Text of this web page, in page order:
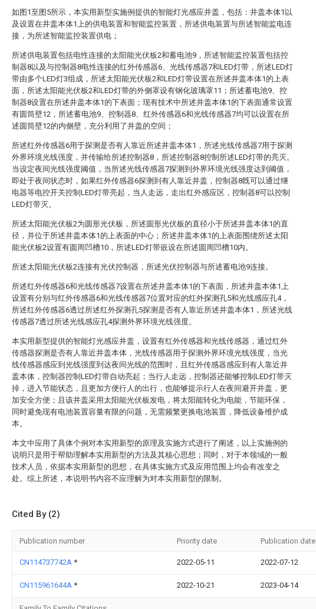
如图1至图5所示，本实用新型实施例提供的智能灯光感应井盖，包括：井盖本体1以
及设置在井盖本体1上的供电装置和智能监控装置，所述供电装置与所述智能监电连
接，为所述智能监控装置供电；
所述供电装置包括电性连接的太阳能光伏板2和蓄电池9，所述智能监控装置包括控
制器8以及与控制器8电性连接的红外传感器6、光线传感器7和LED灯带，所述LED灯
带由多个LED灯3组成，所述太阳能光伏板2和LED灯带设置在所述井盖本体1的上表
面，所述太阳能光伏板2和LED灯带的外侧罩设有钢化玻璃罩11；所述蓄电池9、控
制器8设置在所述井盖本体1的下表面；现有技术中所述井盖本体1的下表面通常设置
有圆筒壁12，所述蓄电池9、控制器8、红外传感器6和光线传感器7均可以设置在所
述圆筒壁12的内侧壁，充分利用了井盖的空间；
所述红外传感器6用于探测是否有人靠近所述井盖本体1，所述光线传感器7用于探测
外界环境光线强度，并传输给所述控制器8，所述控制器8控制所述LED灯带的亮灭。
当设定夜间光线强度阈值，当所述光线传感器7探测到外界环境光线强度达到阈值，
即处于夜间状态时，如果红外传感器6探测到有人靠近井盖，控制器8既可以通过继
电器等电控开关控制LED灯带亮起，当人走远，走出红外感应区，控制器8可以控制
LED灯带灭。
所述太阳能光伏板2为圆形光伏板，所述圆形光伏板的直径小于所述井盖本体1的直
径，并位于所述井盖本体1的上表面的中心；所述井盖本体1的上表面围绕所述太阳
能光伏板2设置有圆周凹槽10，所述LED灯带嵌设在所述圆周凹槽10内。
所述太阳能光伏板2连接有光伏控制器，所述光伏控制器与所述蓄电池9连接。
所述红外传感器6和光线传感器7设置在所述井盖本体1的下表面，所述井盖本体1上
设置有分别与红外传感器6和光线传感器7位置对应的红外探测孔5和光线感应孔4，
所述红外传感器6透过所述红外探测孔5探测是否有人靠近所述井盖本体1，所述光线
传感器7透过所述光线感应孔4探测外界环境光线强度。
本实用新型提供的智能灯光感应井盖，设置有红外传感器和光线传感器，通过红外
传感器探测是否有人靠近井盖本体，光线传感器用于探测外界环境光线强度，当光
线传感器感应到光线强度到达夜间光线的范围时，且红外传感器感应到有人靠近井
盖本体，控制器控制LED灯带自动亮起；当行人走远，控制器还能够控制LED灯带灭
掉，进入节能状态，且更加方便行人的出行，也能够提示行人在夜间避开井盖，更
加安全方便；且该井盖采用太阳能光伏板发电，将太阳能转化为电能，节能环保，
同时避免现有电池装置容量有限的问题，无需频繁更换电池装置，降低设备维护成
本。
本文中应用了具体个例对本实用新型的原理及实施方式进行了阐述，以上实施例的
说明只是用于帮助理解本实用新型的方法及其核心思想；同时，对于本领域的一般
技术人员，依据本实用新型的思想，在具体实施方式及应用范围上均会有改变之
处。综上所述，本说明书内容不应理解为对本实用新型的限制。
Cited By (2)
Publication number Priority date Publication date
CN114737742A * 2022-05-11 2022-07-12
CN115961644A * 2022-10-21 2023-04-14